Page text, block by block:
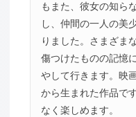
もまた、彼女の知ら
し、仲間の一人の美
りました。さまざま
傷つけたものの記憶
やして行きます。映
から生まれた作品で
なく楽しめます。